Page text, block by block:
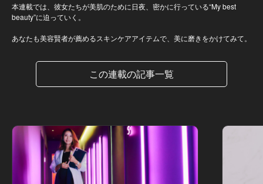
本連載では、彼女たちが美肌のために日夜、密かに行っている“My best
beauty”に迫っていく。
あなたも美容賢者が薦めるスキンケアアイテムで、美に磨きをかけてみて。
この連載の記事一覧